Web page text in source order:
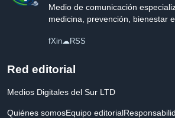
Medio de comunicación
medicina, prevención, bienestar
fXin☁RSS
Red editorial
Medios Digitales del Sur LTD
Quiénes somosEquipo editorial